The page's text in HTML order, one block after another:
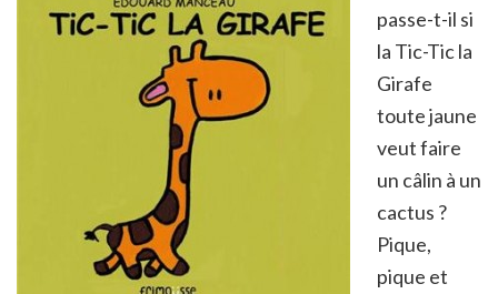
passe-t-il si
la Tic-Tic la
Girafe
toute jaune
veut faire
un câlin à un
cactus ?
Pique,
pique et